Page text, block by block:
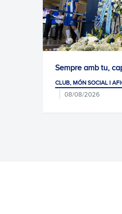
Sempre amb tu, capità!
CLUB, MÓN SOCIAL I AFICIÓ PRIMER EQUIP